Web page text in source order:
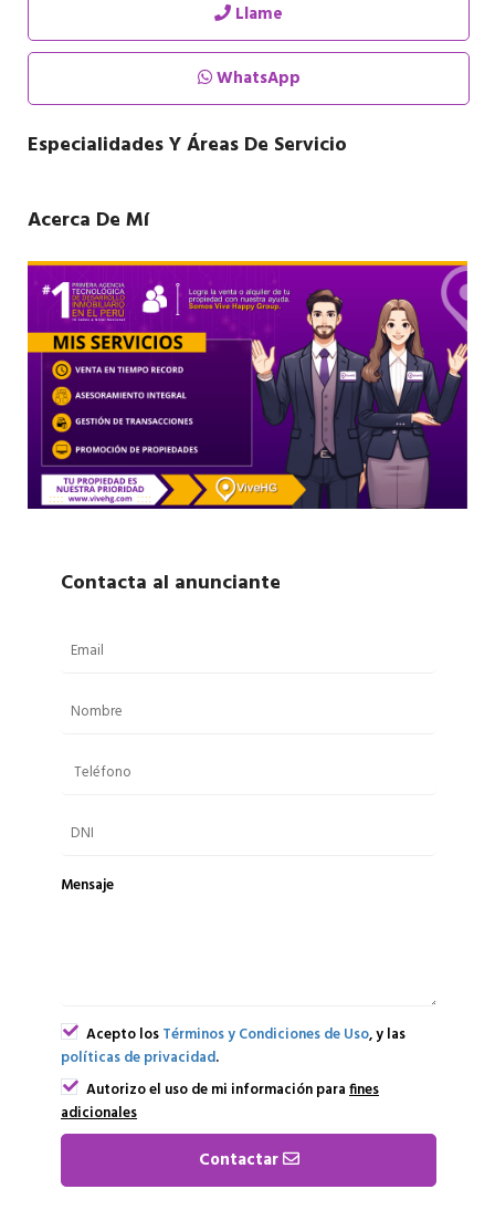
Llame
WhatsApp
Especialidades Y Áreas De Servicio
Acerca De Mí
Contacta al anunciante
Mensaje
Acepto losTérminos y Condiciones de Uso, y las
políticas de privacidad.
Autorizo el uso de mi información parafines
adicionales
Contactar